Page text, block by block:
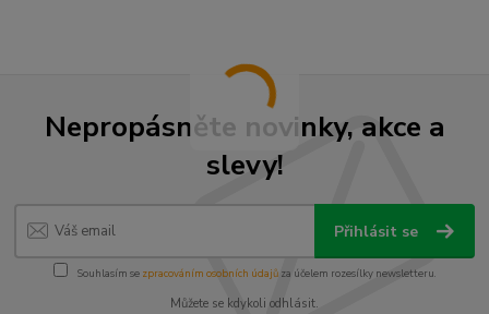
Nepropásněte novinky, akce a
slevy!
Přihlásit se
Souhlasím se zpracováním osobních údajůza účelem rozesílky newsletteru.
Můžete se kdykoli odhlásit.